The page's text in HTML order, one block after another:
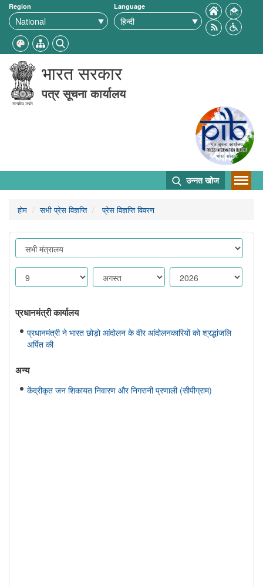
Region Language
भारत सरकार
पत्र सूचना कार्यालय
उन्नत खोज
होम सभी प्रेस विज्ञप्ति प्रेस विज्ञप्ति विवरण
प्रधानमंत्री कार्यालय
प्रधानमंत्री ने भारत छोड़ो आंदोलन के वीर आंदोलनकारियों को श्रद्धांजलि
अर्पित की
अन्य
केंद्रीकृत जन शिकायत निवारण और निगरानी प्रणाली (सीपीग्राम)